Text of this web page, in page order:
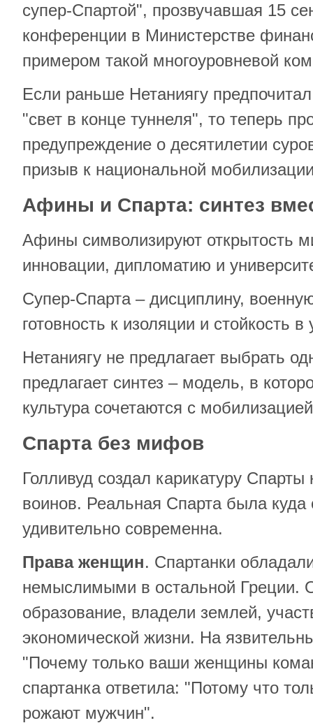
супер-Спартой", прозвучавшая 15
конференции в Министерстве
примером такой многоуровневой
Если раньше Нетаниягу
"свет в конце туннеля", то теперь
предупреждение о десятилетии
призыв к национальной
Афины и Спарта: синтез
Афины символизируют открытость
инновации, дипломатию и
Супер-Спарта – дисциплину,
готовность к изоляции и стойкость
Нетаниягу не предлагает выбрать
предлагает синтез – модель, в
культура сочетаются с
Спарта без мифов
Голливуд создал карикатуру Спарты
воинов. Реальная Спарта была
удивительно современна.
Права женщин. Спартанки
немыслимыми в остальной Греции.
образование, владели землей,
экономической жизни. На
"Почему только ваши женщины
спартанка ответила: "Потому что
рожают мужчин".